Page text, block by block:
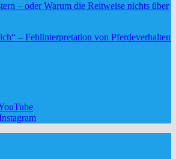
– oder Warum die Reitweise nichts über
– Fehlinterpretation von Pferdeverhalten